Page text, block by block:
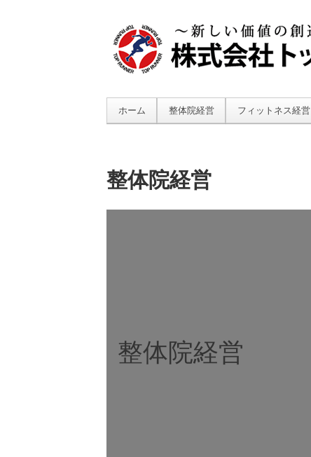
ホーム 整体院経営 フィットネス経営
整体院経営
整体院経営